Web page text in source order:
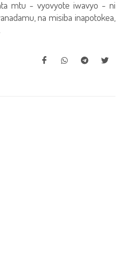
mtu - vyovyote iwavyo - ni
na misiba inapotokea,